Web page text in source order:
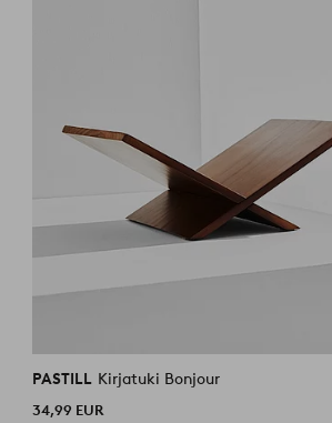
PASTILL Kirjatuki Bonjour
34,99 EUR